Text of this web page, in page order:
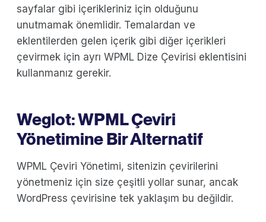
sayfalar gibi içerikleriniz için olduğunu
unutmamak önemlidir. Temalardan ve
eklentilerden gelen içerik gibi diğer içerikleri
çevirmek için ayrı WPML Dize Çevirisi eklentisini
kullanmanız gerekir.
Weglot: WPML Çeviri
Yönetimine Bir Alternatif
WPML Çeviri Yönetimi, sitenizin çevirilerini
yönetmeniz için size çeşitli yollar sunar, ancak
WordPress çevirisine tek yaklaşım bu değildir.